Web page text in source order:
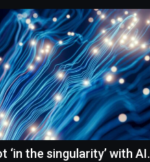
‘in the singularity’ with AI.